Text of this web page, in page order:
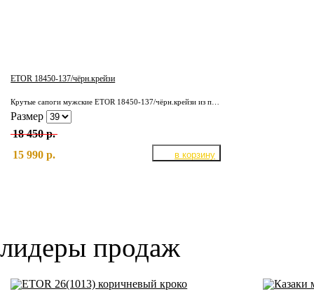
ETOR 18450-137/чёрн.крейзи
Крутые сапоги мужские ETOR 18450-137/чёрн.крейзи из плотной кожи КРС. Подкладка полностью из отборной, натуральной кожи. Надёжная, износостойкая подошва.
Размер
18 450 р.
15 990 р.
лидеры продаж